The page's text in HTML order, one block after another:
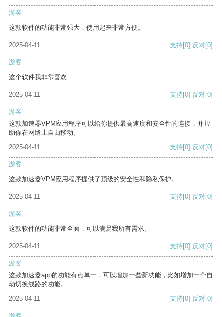
游客
这款软件的功能非常强大，使用起来非常方便。
2025-04-11 支持[0] 反对[0]
游客
这个软件我非常喜欢
2025-04-11 支持[0] 反对[0]
游客
这款加速器VPM应用程序可以给你提供最高速度和安全性的连接，并帮
助你在网络上自由移动。
2025-04-11
支持[0] 反对[0]
游客
这款加速器VPM应用程序提供了顶级的安全性和隐私保护。
2025-04-11 支持[0] 反对[0]
游客
这款软件的功能非常全面，可以满足我所有需求。
2025-04-11 支持[0] 反对[0]
游客
这款加速器app的功能有点单一，可以增加一些新功能，比如增加一个自
动切换线路的功能。
2025-04-11
支持[0] 反对[0]